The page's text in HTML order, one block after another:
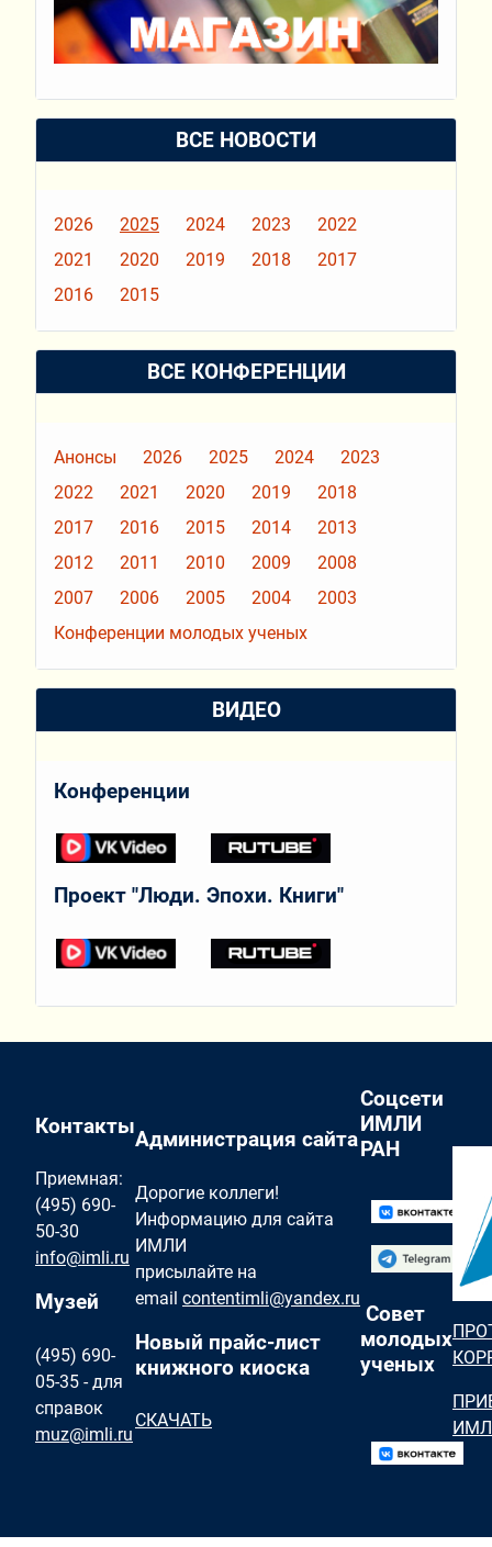
ВСЕ НОВОСТИ
2026 2025 2024 2023
2022
2021
2020 2019 2018
2017
2016
2015
ВСЕ КОНФЕРЕНЦИИ
Анонсы 2026 2025 2024
2023
2022
2021 2020 2019
2018
2017
2016 2015 2014
2013
2012
2011 2010 2009
2008
2007
2006 2005 2004
2003
Конференции молодых ученых
ВИДЕО
Конференции
Проект "Люди. Эпохи. Книги"
Контакты
Приемная:
(495) 690-
50-30
info@imli.ru
Музей
(495) 690-
05-35 - для
справок
muz@imli.ru
Администрация сайта
Дорогие коллеги!
Информацию для сайта
ИМЛИ
присылайте на
email contentimli@yandex.ru
Новый прайс-лист
книжного киоска
СКАЧАТЬ
Соцсети
ИМЛИ
РАН
Совет
молодых
ученых